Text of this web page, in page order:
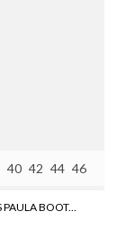
40 42 44 46
CALÇA LE LIS PAULA BOOTCUT II JEANS FEMININA